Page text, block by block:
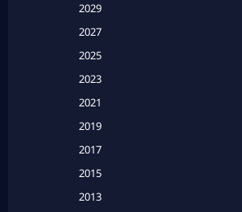
Based on a True Story สร้างจากเรื่อ
Based on a True Story เรื่องจริง
Based on a True Story เรื่องจริง
2029
2027
2025
2023
2021
2019
2017
2015
2013